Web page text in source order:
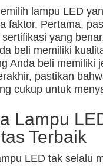
lampu LED
faktor. Pertama,
yang
beli memiliki
Anda beli memiliki
pastikan
cukup untuk
Lampu
Terbaik
LED tak selalu